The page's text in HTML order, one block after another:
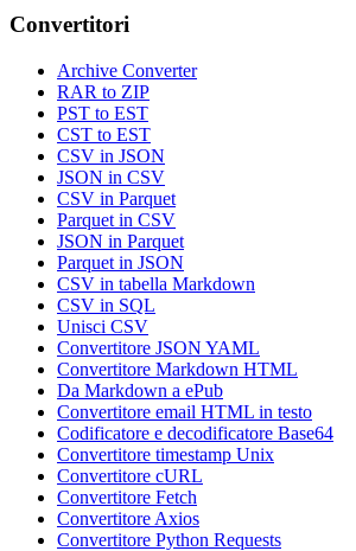
Convertitori
Archive Converter
RAR to ZIP
PST to EST
CST to EST
CSV in JSON
JSON in CSV
CSV in Parquet
Parquet in CSV
JSON in Parquet
Parquet in JSON
CSV in tabella Markdown
CSV in SQL
Unisci CSV
Convertitore JSON YAML
Convertitore Markdown HTML
Da Markdown a ePub
Convertitore email HTML in testo
Codificatore e decodificatore Base64
Convertitore timestamp Unix
Convertitore cURL
Convertitore Fetch
Convertitore Axios
Convertitore Python Requests